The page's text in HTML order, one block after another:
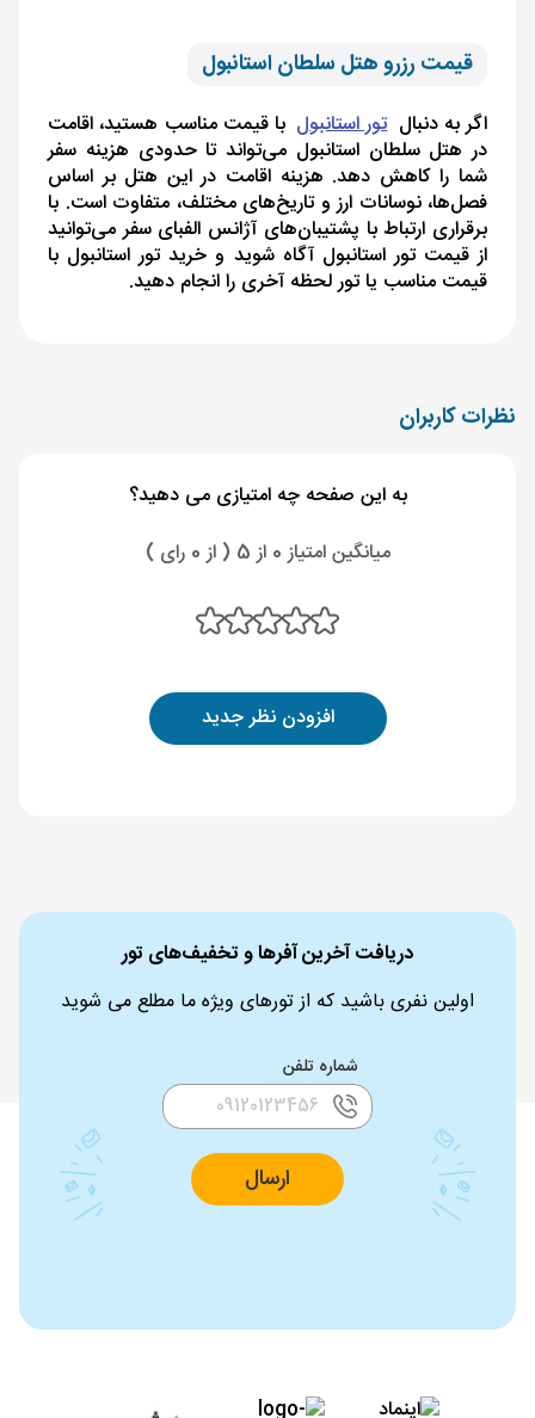
قیمت رزرو هتل سلطان استانبول
اگر به دنبال تور استانبول با قیمت مناسب هستید، اقامت
در هتل سلطان استانبول می‌تواند تا حدودی هزینه سفر
شما را کاهش دهد. هزینه اقامت در این هتل بر اساس
فصل‌ها، نوسانات ارز و تاریخ‌های مختلف، متفاوت است. با
برقراری ارتباط با پشتیبان‌های آژانس الفبای سفر می‌توانید
از قیمت تور استانبول آگاه شوید و خرید تور استانبول با
قیمت مناسب یا تور لحظه آخری را انجام دهید.
نظرات کاربران
به این صفحه چه امتیازی می دهید؟
میانگین امتیاز 0 از 5 ( از 0 رای )
افزودن نظر جدید
دریافت آخرین آفرها و تخفیف‌های تور
اولین نفری باشید که از تورهای ویژه ما مطلع می شوید
شماره تلفن
ارسال